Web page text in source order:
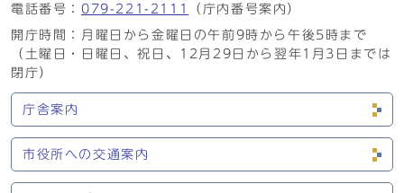
電話番号： 079-221-2111
（庁内番号案内）
開庁時間：月曜日から金曜日の午前9時から午後5時まで
（土曜日・日曜日、祝日、12月29日から翌年1月3日までは
閉庁）
庁舎案内
市役所への交通案内